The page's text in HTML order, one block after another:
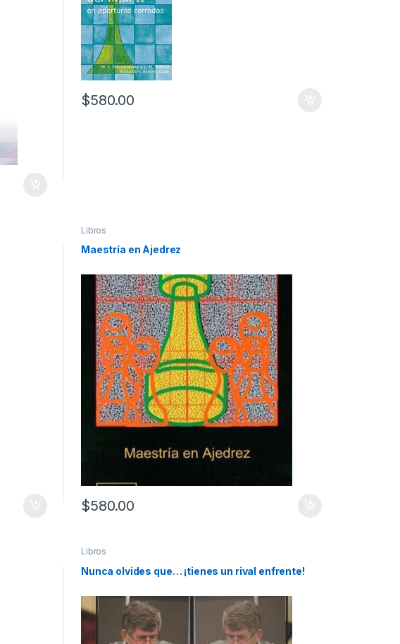
$580.00
Libros
Maestría en Ajedrez
$580.00
Libros
Nunca olvides que… ¡tienes un rival enfrente!